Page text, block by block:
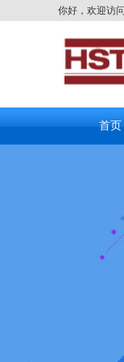
你好，欢迎访
首页